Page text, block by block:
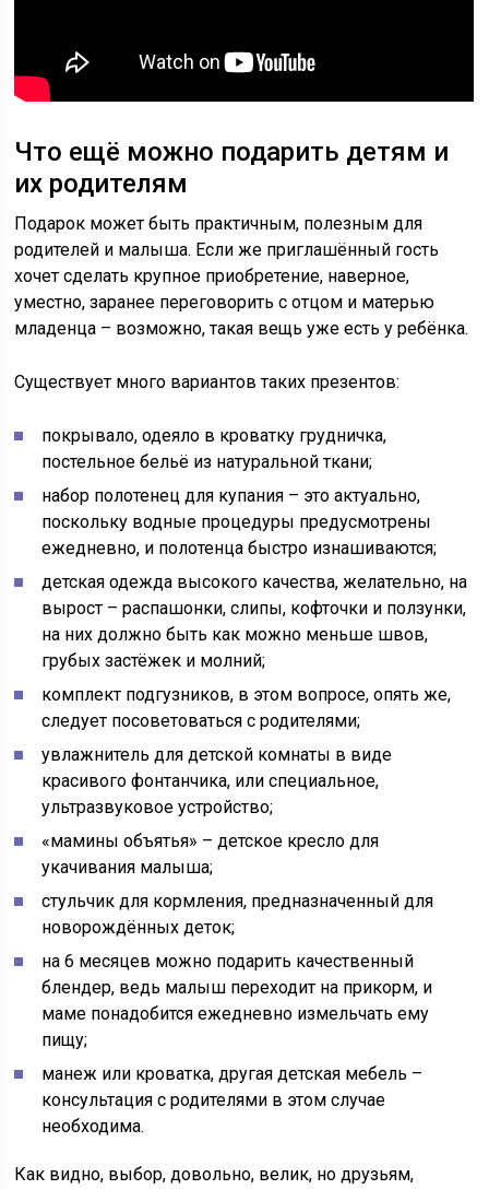
Что ещё можно подарить детям и
их родителям
Подарок может быть практичным, полезным для
родителей и малыша. Если же приглашённый гость
хочет сделать крупное приобретение, наверное,
уместно, заранее переговорить с отцом и матерью
младенца – возможно, такая вещь уже есть у ребёнка.
Существует много вариантов таких презентов:
покрывало, одеяло в кроватку грудничка,
постельное бельё из натуральной ткани;
набор полотенец для купания – это актуально,
поскольку водные процедуры предусмотрены
ежедневно, и полотенца быстро изнашиваются;
детская одежда высокого качества, желательно, на
вырост – распашонки, слипы, кофточки и ползунки,
на них должно быть как можно меньше швов,
грубых застёжек и молний;
комплект подгузников, в этом вопросе, опять же,
следует посоветоваться с родителями;
увлажнитель для детской комнаты в виде
красивого фонтанчика, или специальное,
ультразвуковое устройство;
«мамины объятья» – детское кресло для
укачивания малыша;
стульчик для кормления, предназначенный для
новорождённых деток;
на 6 месяцев можно подарить качественный
блендер, ведь малыш переходит на прикорм, и
маме понадобится ежедневно измельчать ему
пищу;
манеж или кроватка, другая детская мебель –
консультация с родителями в этом случае
необходима.
Как видно, выбор, довольно, велик, но друзьям,